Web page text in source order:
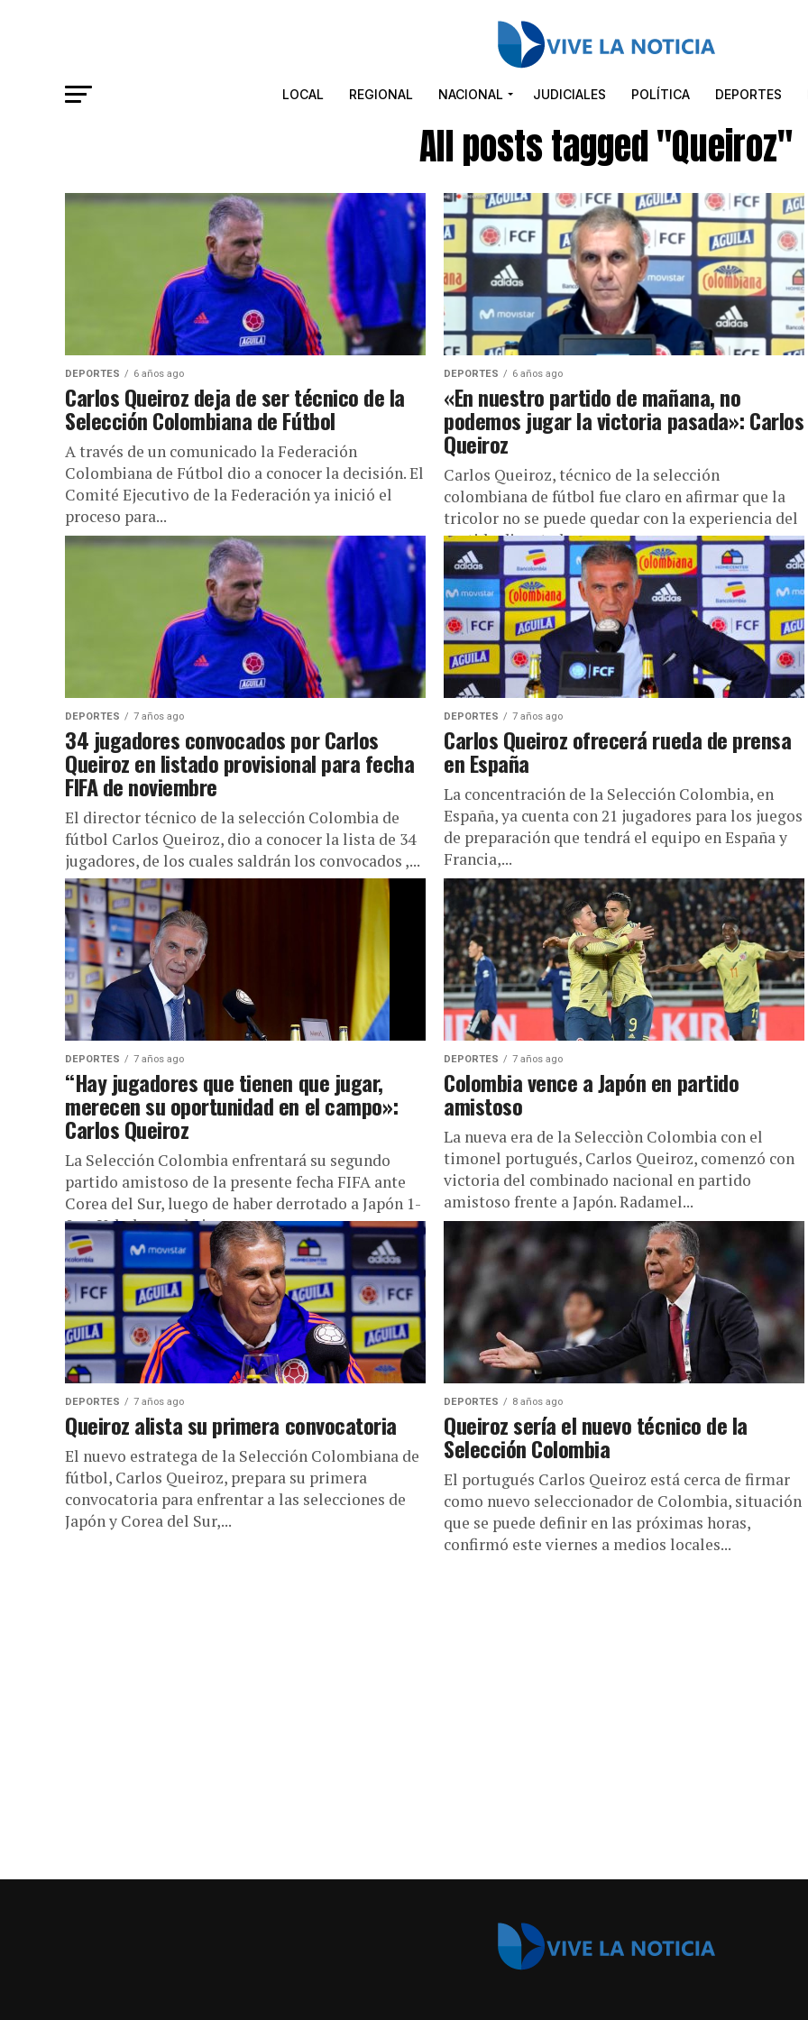
LOCAL REGIONAL NACIONAL JUDICIALES POLÍTICA DEPORTES
All posts tagged "Queiroz"
DEPORTES 6 años ago
Carlos Queiroz deja de ser técnico de la
Selección Colombiana de Fútbol
A través de un comunicado la Federación
Colombiana de Fútbol dio a conocer la decisión. El
Comité Ejecutivo de la Federación ya inició el
proceso para...
DEPORTES 6 años ago
«En nuestro partido de mañana, no
podemos jugar la victoria pasada»: Carlos
Queiroz
Carlos Queiroz, técnico de la selección
colombiana de fútbol fue claro en afirmar que la
tricolor no se puede quedar con la experiencia del
partido disputado...
DEPORTES 7 años ago
34 jugadores convocados por Carlos
Queiroz en listado provisional para fecha
FIFA de noviembre
El director técnico de la selección Colombia de
fútbol Carlos Queiroz, dio a conocer la lista de 34
jugadores, de los cuales saldrán los convocados ,...
DEPORTES 7 años ago
Carlos Queiroz ofrecerá rueda de prensa
en España
La concentración de la Selección Colombia, en
España, ya cuenta con 21 jugadores para los juegos
de preparación que tendrá el equipo en España y
Francia,...
DEPORTES 7 años ago
“Hay jugadores que tienen que jugar,
merecen su oportunidad en el campo»:
Carlos Queiroz
La Selección Colombia enfrentará su segundo
partido amistoso de la presente fecha FIFA ante
Corea del Sur, luego de haber derrotado a Japón 1-
0 en Yokohama el viernes....
DEPORTES 7 años ago
Colombia vence a Japón en partido
amistoso
La nueva era de la Selecciòn Colombia con el
timonel portugués, Carlos Queiroz, comenzó con
victoria del combinado nacional en partido
amistoso frente a Japón. Radamel...
DEPORTES 7 años ago
Queiroz alista su primera convocatoria
El nuevo estratega de la Selección Colombiana de
fútbol, Carlos Queiroz, prepara su primera
convocatoria para enfrentar a las selecciones de
Japón y Corea del Sur,...
DEPORTES 8 años ago
Queiroz sería el nuevo técnico de la
Selección Colombia
El portugués Carlos Queiroz está cerca de firmar
como nuevo seleccionador de Colombia, situación
que se puede definir en las próximas horas,
confirmó este viernes a medios locales...